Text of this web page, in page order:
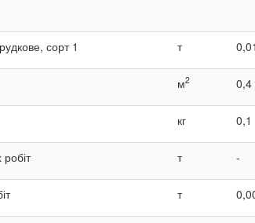
сорт 1 т
м2 0,4
кг 0,1
т -
т